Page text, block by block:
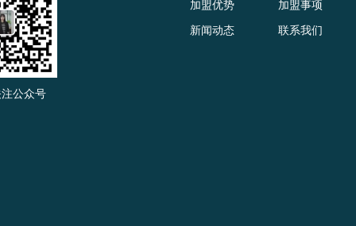
公众号
加盟优势
加盟事项
新闻动态
联系我们